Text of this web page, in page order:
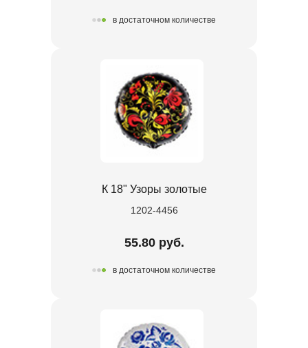
в достаточном количестве
К 18" Узоры золотые
1202-4456
55.80 руб.
в достаточном количестве